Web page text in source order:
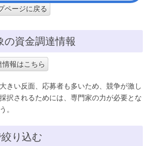
ページに戻る
の資金調達情報
報はこちら
きい反面、応募者も多いため、競争が激し
択されるためには、専門家の力が必要とな
。
り込む